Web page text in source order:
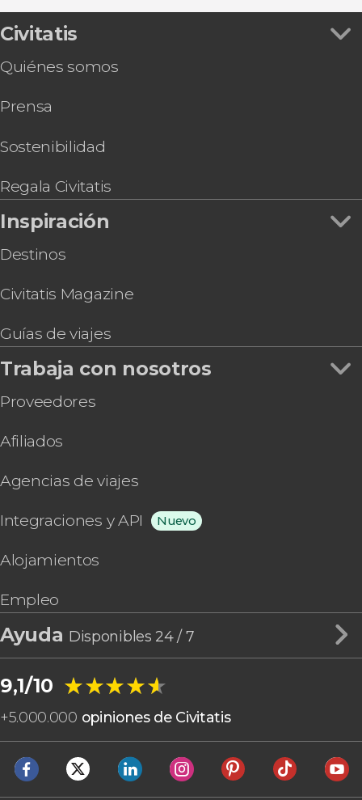
Setas de Sevilla
Excursiones de un día desde Sevilla
Flamenco en Sevilla
Autobús turístico en Sevilla
Tour por el estadio Ramón Sánchez-Pizjuán
Excursión al Caminito del Rey
Paseo privado en calesa por Sevilla
Entrada a Isla Mágica
Visita guiada por el Monasterio de la Cartuja +
Paddle surf en el río Guadalquivir
Civitatis
Quiénes somos
Prensa
Sostenibilidad
Regala Civitatis
Inspiración
Destinos
Civitatis Magazine
Guías de viajes
Trabaja con nosotros
Proveedores
Afiliados
Agencias de viajes
Integraciones y API Nuevo
Alojamientos
Empleo
Ayuda Disponibles 24 / 7
9,1/10 ★★★★★
★★★★★
+5.000.000 opiniones de Civitatis